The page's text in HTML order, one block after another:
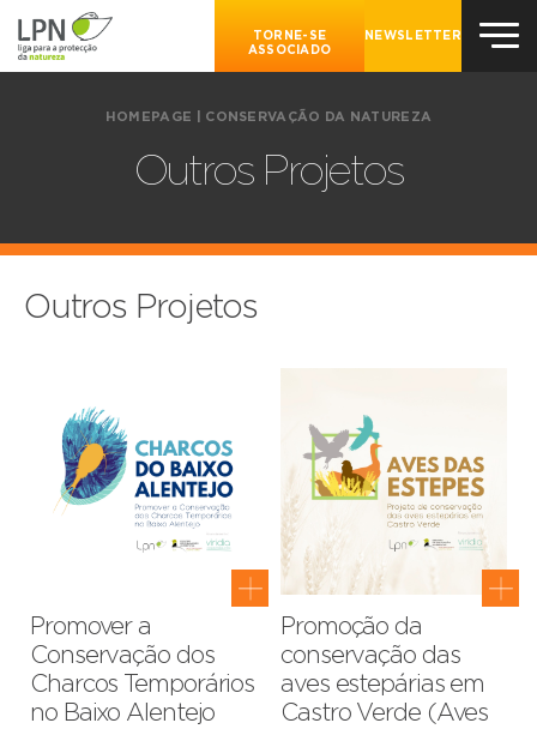
TORNE-SE
ASSOCIADO
NEWSLETTER
HOMEPAGE CONSERVAÇÃO DA NATUREZA
Outros Projetos
Outros Projetos
Promover a
Conservação dos
Charcos Temporários
no Baixo Alentejo
Promoção da
conservação das
aves estepárias em
Castro Verde (Aves